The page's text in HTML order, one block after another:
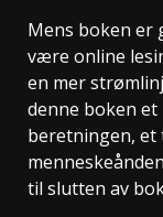
Mens boken er
være online
en mer
denne boken
beretningen,
til slutten av